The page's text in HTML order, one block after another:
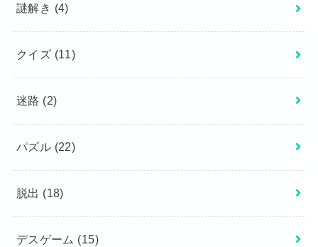
謎解き (4)
クイズ (11)
迷路 (2)
パズル (22)
脱出 (18)
デスゲーム (15)